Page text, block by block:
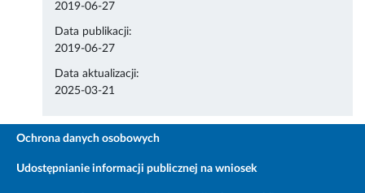
2019-06-27
Data publikacji:
2019-06-27
Data aktualizacji:
2025-03-21
Ochrona danych osobowych
Udostępnianie informacji publicznej na wniosek